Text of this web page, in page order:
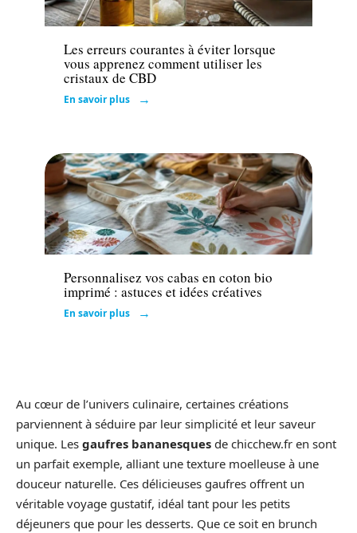
Santé
Les erreurs courantes à éviter lorsque
vous apprenez comment utiliser les
cristaux de CBD
En savoir plus
Loisirs
Personnalisez vos cabas en coton bio
imprimé : astuces et idées créatives
En savoir plus
Au cœur de l’univers culinaire, certaines créations
parviennent à séduire par leur simplicité et leur saveur
unique. Les gaufres bananesques de chicchew.fr en sont
un parfait exemple, alliant une texture moelleuse à une
douceur naturelle. Ces délicieuses gaufres offrent un
véritable voyage gustatif, idéal tant pour les petits
déjeuners que pour les desserts. Que ce soit en brunch